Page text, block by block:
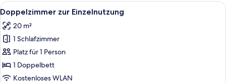
Alle
Fotos
für
Doppelzimmer
zur
Einzelnutzung
anzeigen
Ein Hotelzimmer mit einem großen
4
Doppelzimmer zur Einzelnutzung
20 m²
1 Schlafzimmer
Platz für 1 Person
1 Doppelbett
Kostenloses WLAN